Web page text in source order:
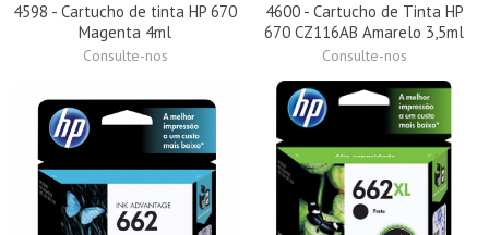
4598 - Cartucho de tinta HP 670
Magenta 4ml
Consulte-nos
4600 - Cartucho de Tinta HP
670 CZ116AB Amarelo 3,5ml
Consulte-nos